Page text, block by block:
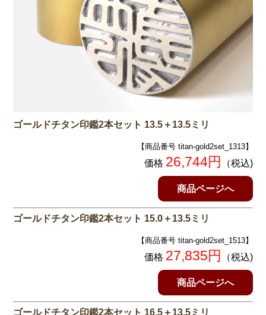
ゴールドチタン印鑑2本セット 13.5＋13.5ミリ
【商品番号 titan-gold2set_1313】
価格 26,744円 （税込)
商品ページへ
ゴールドチタン印鑑2本セット 15.0＋13.5ミリ
【商品番号 titan-gold2set_1513】
価格 27,835円 （税込)
商品ページへ
ゴールドチタン印鑑2本セット 16.5＋13.5ミリ